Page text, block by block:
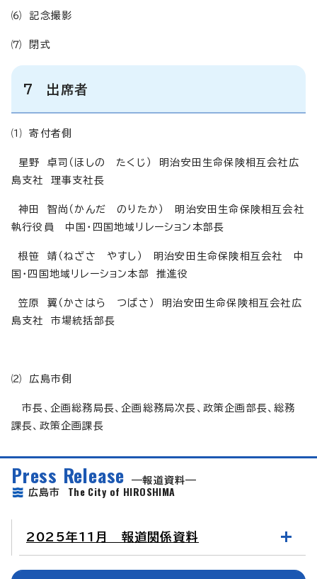
⑹ 記念撮影
⑺ 閉式
7 出席者
⑴ 寄付者側
星野 卓司（ほしの たくじ） 明治安田生命保険相互会社広
島支社 理事支社長
神田 智尚（かんだ のりたか） 明治安田生命保険相互会社
執行役員 中国・四国地域リレーション本部長
根笹 靖（ねざさ やすし） 明治安田生命保険相互会社 中
国・四国地域リレーション本部 推進役
笠原 翼（かさはら つばさ） 明治安田生命保険相互会社広
島支社 市場統括部長
⑵ 広島市側
市長、企画総務局長、企画総務局次長、政策企画部長、総務
課長、政策企画課長
Press Release
報道資料
広島市 The City of HIROSHIMA
2025年11月 報道関係資料